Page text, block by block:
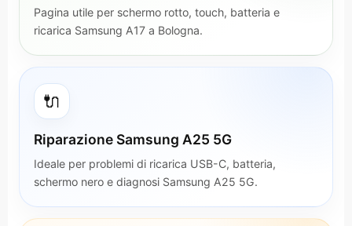
Pagina utile per schermo rotto, touch, batteria e
ricarica Samsung A17 a Bologna.
🔌
Riparazione Samsung A25 5G
Ideale per problemi di ricarica USB-C, batteria,
schermo nero e diagnosi Samsung A25 5G.